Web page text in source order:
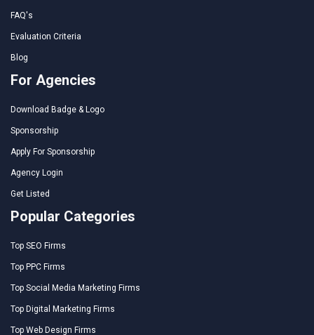
FAQ's
Evaluation Criteria
Blog
For Agencies
Download Badge & Logo
Sponsorship
Apply For Sponsorship
Agency Login
Get Listed
Popular Categories
Top SEO Firms
Top PPC Firms
Top Social Media Marketing Firms
Top Digital Marketing Firms
Top Web Design Firms